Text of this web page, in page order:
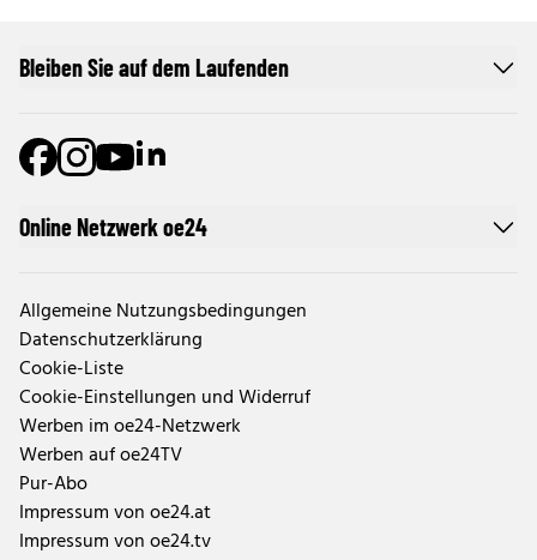
Online Netzwerk oe24
Allgemeine Nutzungsbedingungen
Datenschutzerklärung
Cookie-Liste
Cookie-Einstellungen und Widerruf
Werben im oe24-Netzwerk
Werben auf oe24TV
Pur-Abo
Impressum von oe24.at
Impressum von oe24.tv
Bleiben Sie auf dem Laufenden